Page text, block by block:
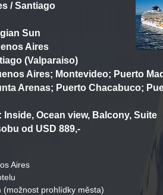
/ Santiago
Sun
Aires
(Valparaiso)
Aires; Montevideo; Puerto
Arenas; Puerto Chacabuco;
Inside, Ocean view, Balcony, Suite
od USD 889,-
Aires
(možnost prohlídky města)